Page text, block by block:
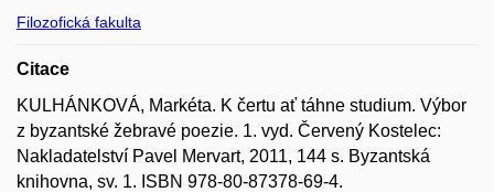
Filozofická fakulta
Citace
KULHÁNKOVÁ, Markéta. K čertu ať táhne studium. Výbor
z byzantské žebravé poezie. 1. vyd. Červený Kostelec:
Nakladatelství Pavel Mervart, 2011, 144 s. Byzantská
knihovna, sv. 1. ISBN 978-80-87378-69-4.